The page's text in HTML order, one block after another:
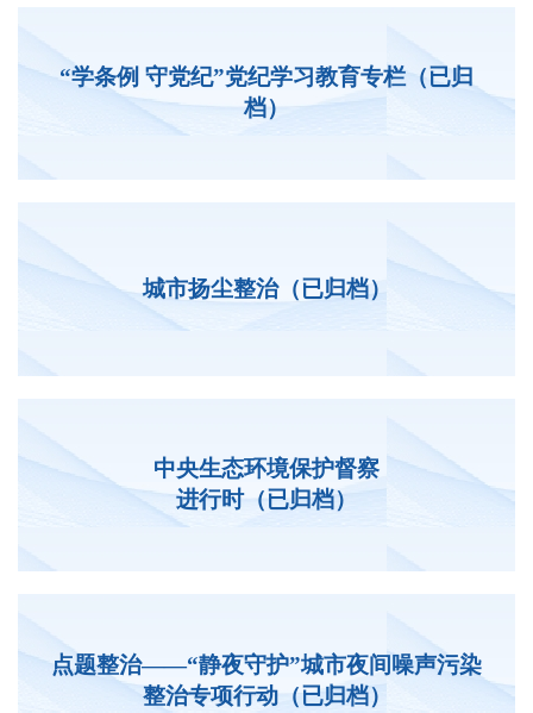
“学条例 守党纪”党纪学习教育专栏（已归
档）
城市扬尘整治（已归档）
中央生态环境保护督察
进行时（已归档）
点题整治——“静夜守护”城市夜间噪声污染
整治专项行动（已归档）